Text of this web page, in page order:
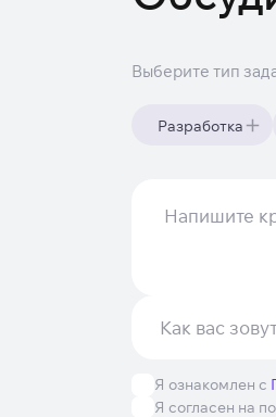
Выберите тип
Разработка
Я ознакомлен с
Я согласен на